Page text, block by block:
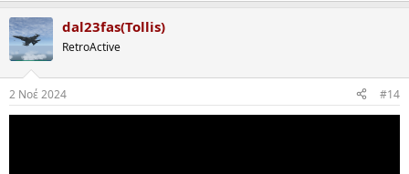
c
t
i
s
:
dal23fas(Tollis)
RetroActive
2 Νοέ 2024 #14